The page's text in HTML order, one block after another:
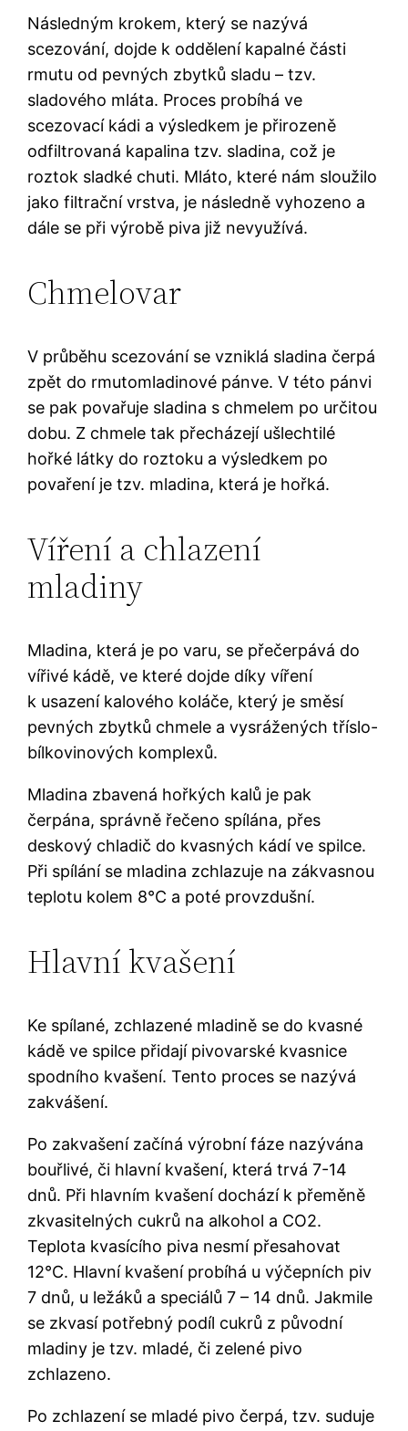
Následným krokem, který se nazývá
scezování, dojde k oddělení kapalné části
rmutu od pevných zbytků sladu – tzv.
sladového mláta. Proces probíhá ve
scezovací kádi a výsledkem je přirozeně
odfiltrovaná kapalina tzv. sladina, což je
roztok sladké chuti. Mláto, které nám sloužilo
jako filtrační vrstva, je následně vyhozeno a
dále se při výrobě piva již nevyužívá.
Chmelovar
V průběhu scezování se vzniklá sladina čerpá
zpět do rmutomladinové pánve. V této pánvi
se pak povařuje sladina s chmelem po určitou
dobu. Z chmele tak přecházejí ušlechtilé
hořké látky do roztoku a výsledkem po
povaření je tzv. mladina, která je hořká.
Víření a chlazení
mladiny
Mladina, která je po varu, se přečerpává do
vířivé kádě, ve které dojde díky víření
k usazení kalového koláče, který je směsí
pevných zbytků chmele a vysrážených tříslo-
bílkovinových komplexů.
Mladina zbavená hořkých kalů je pak
čerpána, správně řečeno spílána, přes
deskový chladič do kvasných kádí ve spilce.
Při spílání se mladina zchlazuje na zákvasnou
teplotu kolem 8°C a poté provzdušní.
Hlavní kvašení
Ke spílané, zchlazené mladině se do kvasné
kádě ve spilce přidají pivovarské kvasnice
spodního kvašení. Tento proces se nazývá
zakvášení.
Po zakvašení začíná výrobní fáze nazývána
bouřlivé, či hlavní kvašení, která trvá 7-14
dnů. Při hlavním kvašení dochází k přeměně
zkvasitelných cukrů na alkohol a CO2.
Teplota kvasícího piva nesmí přesahovat
12°C. Hlavní kvašení probíhá u výčepních piv
7 dnů, u ležáků a speciálů 7 – 14 dnů. Jakmile
se zkvasí potřebný podíl cukrů z původní
mladiny je tzv. mladé, či zelené pivo
zchlazeno.
Po zchlazení se mladé pivo čerpá, tzv. suduje